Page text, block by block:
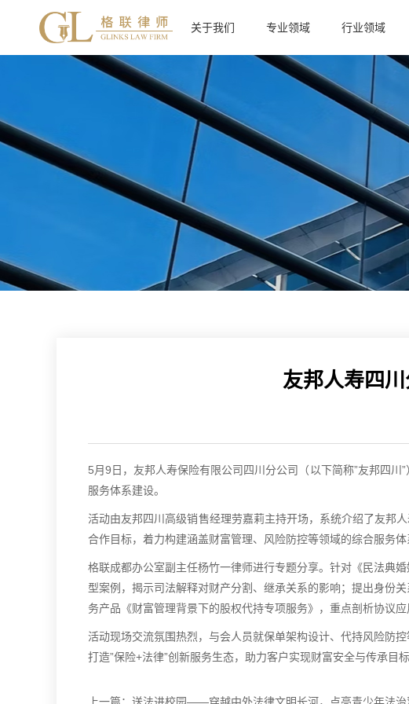
关于我们 专业领域 行业领域
友邦人寿四
5月9日，友邦人寿保险有限公司四川分公司（以下简称”友邦四
服务体系建设。
活动由友邦四川高级销售经理劳嘉莉主持开场，系统介绍了友邦
合作目标，着力构建涵盖财富管理、风险防控等领域的综合服务体
格联成都办公室副主任杨竹一律师进行专题分享。针对《民法典
型案例，揭示司法解释对财产分割、继承关系的影响；提出身份
务产品《财富管理背景下的股权代持专项服务》，重点剖析协议
活动现场交流氛围热烈，与会人员就保单架构设计、代持风险防
打造”保险+法律”创新服务生态，助力客户实现财富安全与传承目标